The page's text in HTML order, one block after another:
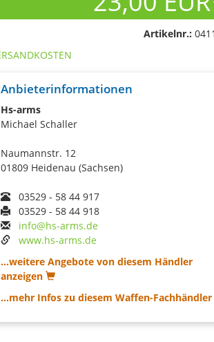
Artikelnr.:
Anbieterinformationen
Hs-arms
Michael Schaller
Naumannstr. 12
01809 Heidenau (Sachsen)
03529 - 58 44 917
03529 - 58 44 918
info@hs-arms.de
www.hs-arms.de
...weitere Angebote von diesem Händler
anzeigen
...mehr Infos zu diesem Waffen-Fachhändler